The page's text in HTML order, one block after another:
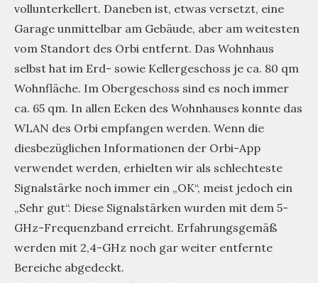
vollunterkellert. Daneben ist, etwas versetzt, eine
Garage unmittelbar am Gebäude, aber am weitesten
vom Standort des Orbi entfernt. Das Wohnhaus
selbst hat im Erd- sowie Kellergeschoss je ca. 80 qm
Wohnfläche. Im Obergeschoss sind es noch immer
ca. 65 qm. In allen Ecken des Wohnhauses konnte das
WLAN des Orbi empfangen werden. Wenn die
diesbezüglichen Informationen der Orbi-App
verwendet werden, erhielten wir als schlechteste
Signalstärke noch immer ein „OK“, meist jedoch ein
„Sehr gut“. Diese Signalstärken wurden mit dem 5-
GHz-Frequenzband erreicht. Erfahrungsgemäß
werden mit 2,4-GHz noch gar weiter entfernte
Bereiche abgedeckt.